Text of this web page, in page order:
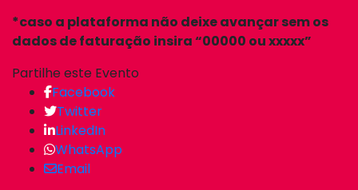
*caso a plataforma não deixe avançar sem os
dados de faturação insira “00000 ou xxxxx”
Partilhe este Evento
Facebook
Twitter
LinkedIn
WhatsApp
Email